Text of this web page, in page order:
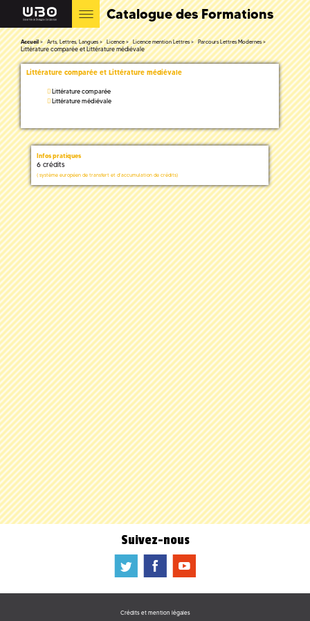
Catalogue des Formations
Accueil Arts, Lettres, Langues Licence Licence mention Lettres Parcours Lettres Modernes
Littérature comparée et Littérature médiévale
Littérature comparée et Littérature médiévale
Littérature comparée
Littérature médiévale
Infos pratiques
6 crédits
( système européen de transfert et d'accumulation de crédits)
Suivez-nous
a b f
Crédits et mention légales